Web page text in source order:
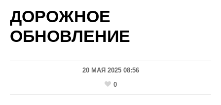
ДОРОЖНОЕ
ОБНОВЛЕНИЕ
20 МАЯ 2025 08:56
0